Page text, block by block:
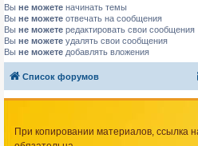
Вы не можете начинать темы
Вы не можете отвечать на сообщения
Вы не можете редактировать свои сообщения
Вы не можете удалять свои сообщения
Вы не можете добавлять вложения
Список форумов
При копировании материалов, ссылка